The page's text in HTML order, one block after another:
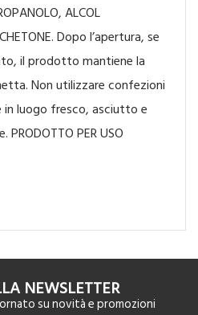
ALCOL
Dopo l’apertura, se
il prodotto mantiene la
Non utilizzare confezioni
in luogo fresco, asciutto e
PER USO
NEWSLETTER
su novità e promozioni